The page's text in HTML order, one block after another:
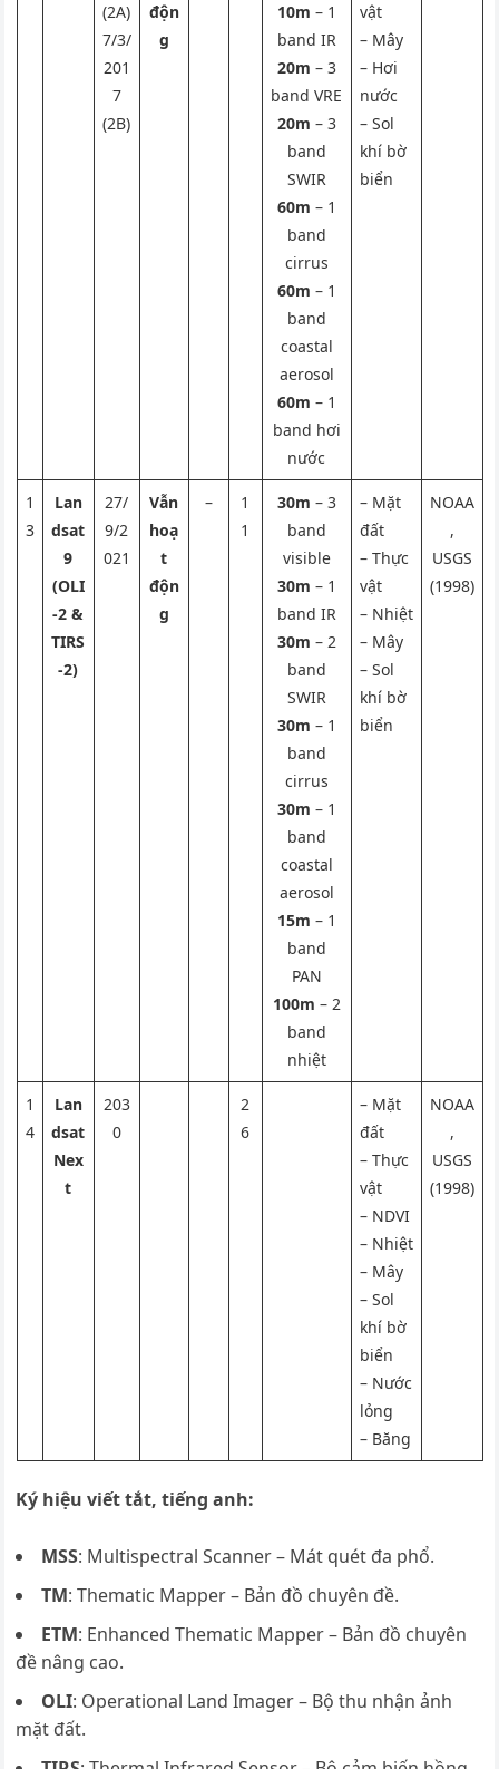
(2A)
7/3/
201
7
(2B)
độn
g
10m – 1
band IR
20m – 3
band VRE
20m – 3
band
SWIR
60m – 1
band
cirrus
60m – 1
band
coastal
aerosol
60m – 1
band hơi
nước
vật
– Mây
– Hơi
nước
– Sol
khí bờ
biển
1
3
Lan
dsat
9
(OLI
-2 &
TIRS
-2)
27/
9/2
021
Vẫn
hoạ
t
độn
g
–
1
1
30m – 3
band
visible
30m – 1
band IR
30m – 2
band
SWIR
30m – 1
band
cirrus
30m – 1
band
coastal
aerosol
15m – 1
band
PAN
100m – 2
band
nhiệt
– Mặt
đất
– Thực
vật
– Nhiệt
– Mây
– Sol
khí bờ
biển
NOAA
,
USGS
(1998)
1
4
Lan
dsat
Nex
t
203
0
2
6
– Mặt
đất
– Thực
vật
– NDVI
– Nhiệt
– Mây
– Sol
khí bờ
biển
– Nước
lỏng
– Băng
NOAA
,
USGS
(1998)
Ký hiệu viết tắt, tiếng anh:
MSS: Multispectral Scanner – Mát quét đa phổ.
TM: Thematic Mapper – Bản đồ chuyên đề.
ETM: Enhanced Thematic Mapper – Bản đồ chuyên
đề nâng cao.
OLI: Operational Land Imager – Bộ thu nhận ảnh
mặt đất.